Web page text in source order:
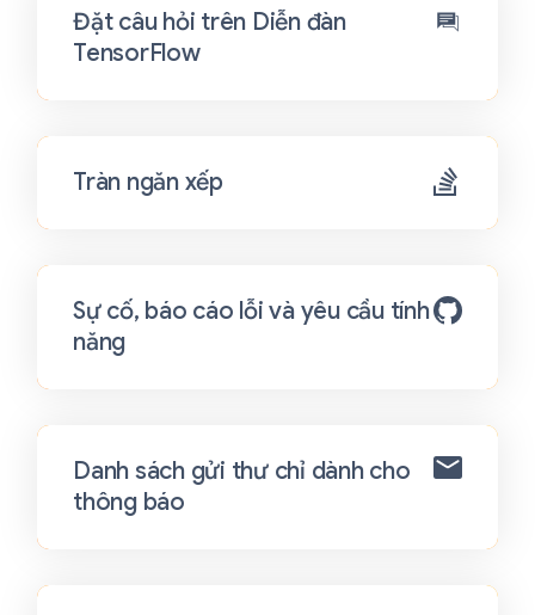
Đặt câu hỏi trên Diễn đàn
TensorFlow
Tràn ngăn xếp
Sự cố, báo cáo lỗi và yêu cầu tính
năng
Danh sách gửi thư chỉ dành cho
thông báo